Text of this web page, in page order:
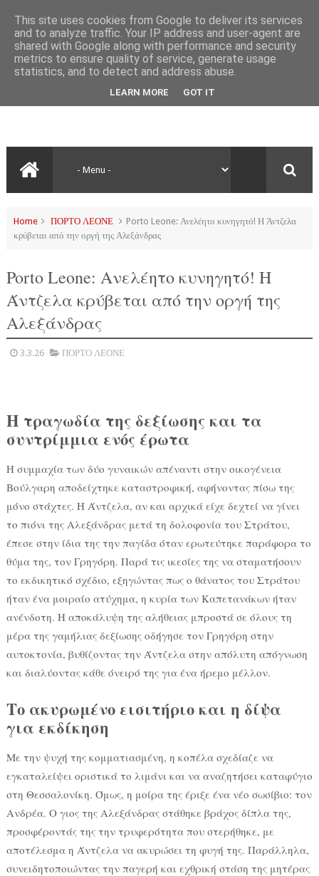
Home ΠΟΡΤΟ ΛΕΟΝΕ
Porto Leone: Ανελέητο κυνηγητό! Η Άντζελα
κρύβεται από την οργή της Αλεξάνδρας
Porto Leone: Ανελέητο κυνηγητό! Η
Άντζελα κρύβεται από την οργή της
Αλεξάνδρας
3.3.26 ΠΟΡΤΟ ΛΕΟΝΕ
Η τραγωδία της δεξίωσης και τα
συντρίμμια ενός έρωτα
Η συμμαχία των δύο γυναικών απέναντι στην οικογένεια
Βούλγαρη αποδείχτηκε καταστροφική, αφήνοντας πίσω της
μόνο στάχτες. Η Άντζελα, αν και αρχικά είχε δεχτεί να γίνει
το πιόνι της Αλεξάνδρας μετά τη δολοφονία του Στράτου,
έπεσε στην ίδια της την παγίδα όταν ερωτεύτηκε παράφορα το
θύμα της, τον Γρηγόρη. Παρά τις ικεσίες της να σταματήσουν
το εκδικητικό σχέδιο, εξηγώντας πως ο θάνατος του Στράτου
ήταν ένα μοιραίο ατύχημα, η κυρία των Καπετανάκων ήταν
ανένδοτη. Η αποκάλυψη της αλήθειας μπροστά σε όλους τη
μέρα της γαμήλιας δεξίωσης οδήγησε τον Γρηγόρη στην
αυτοκτονία, βυθίζοντας την Άντζελα στην απόλυτη απόγνωση
και διαλύοντας κάθε όνειρό της για ένα ήρεμο μέλλον.
Το ακυρωμένο εισιτήριο και η δίψα
για εκδίκηση
Με την ψυχή της κομματιασμένη, η κοπέλα σχεδίαζε να
εγκαταλείψει οριστικά το λιμάνι και να αναζητήσει καταφύγιο
στη Θεσσαλονίκη. Όμως, η μοίρα της έριξε ένα νέο σωσίβιο: τον
Ανδρέα. Ο γιος της Αλεξάνδρας στάθηκε βράχος δίπλα της,
προσφέροντάς της την τρυφερότητα που στερήθηκε, με
αποτέλεσμα η Άντζελα να ακυρώσει τη φυγή της. Παράλληλα,
συνειδητοποιώντας την παγερή και εχθρική στάση της μητέρας
This site uses cookies from Google to deliver its services
and to analyze traffic. Your IP address and user-agent are
shared with Google along with performance and security
metrics to ensure quality of service, generate usage
statistics, and to detect and address abuse.
LEARN MORE GOT IT